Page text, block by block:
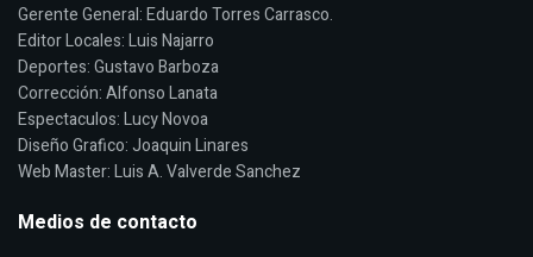
Gerente General: Eduardo Torres Carrasco.
Editor Locales: Luis Najarro
Deportes: Gustavo Barboza
Corrección: Alfonso Lanata
Espectaculos: Lucy Novoa
Diseño Grafico: Joaquin Linares
Web Master: Luis A. Valverde Sanchez
Medios de contacto